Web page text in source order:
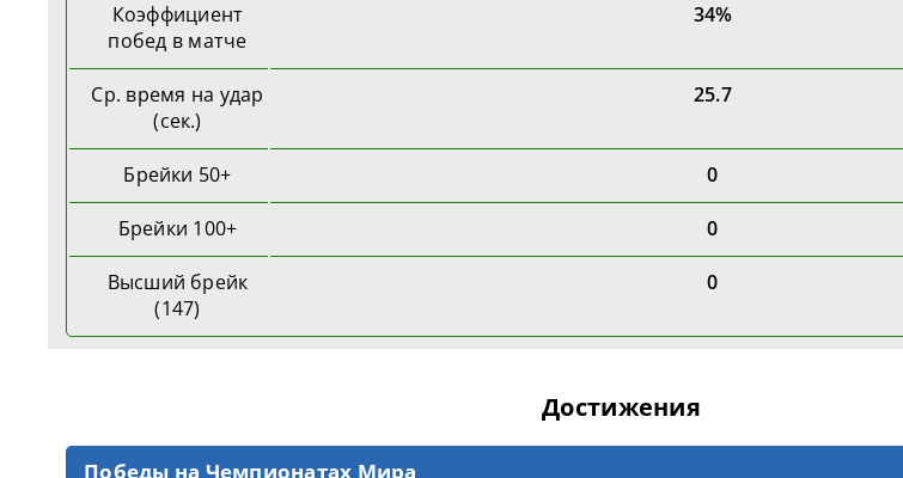
Коэффициент
побед в матче
34%
Ср. время на удар
(сек.)
25.7
Брейки 50+ 0
Брейки 100+ 0
Высший брейк
(147)
0
Достижения
Победы на Чемпионатах Мира